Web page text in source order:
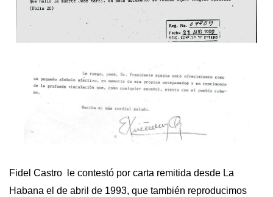
Fidel Castro le contestó por carta remitida desde La
Habana el de abril de 1993, que también reproducimos